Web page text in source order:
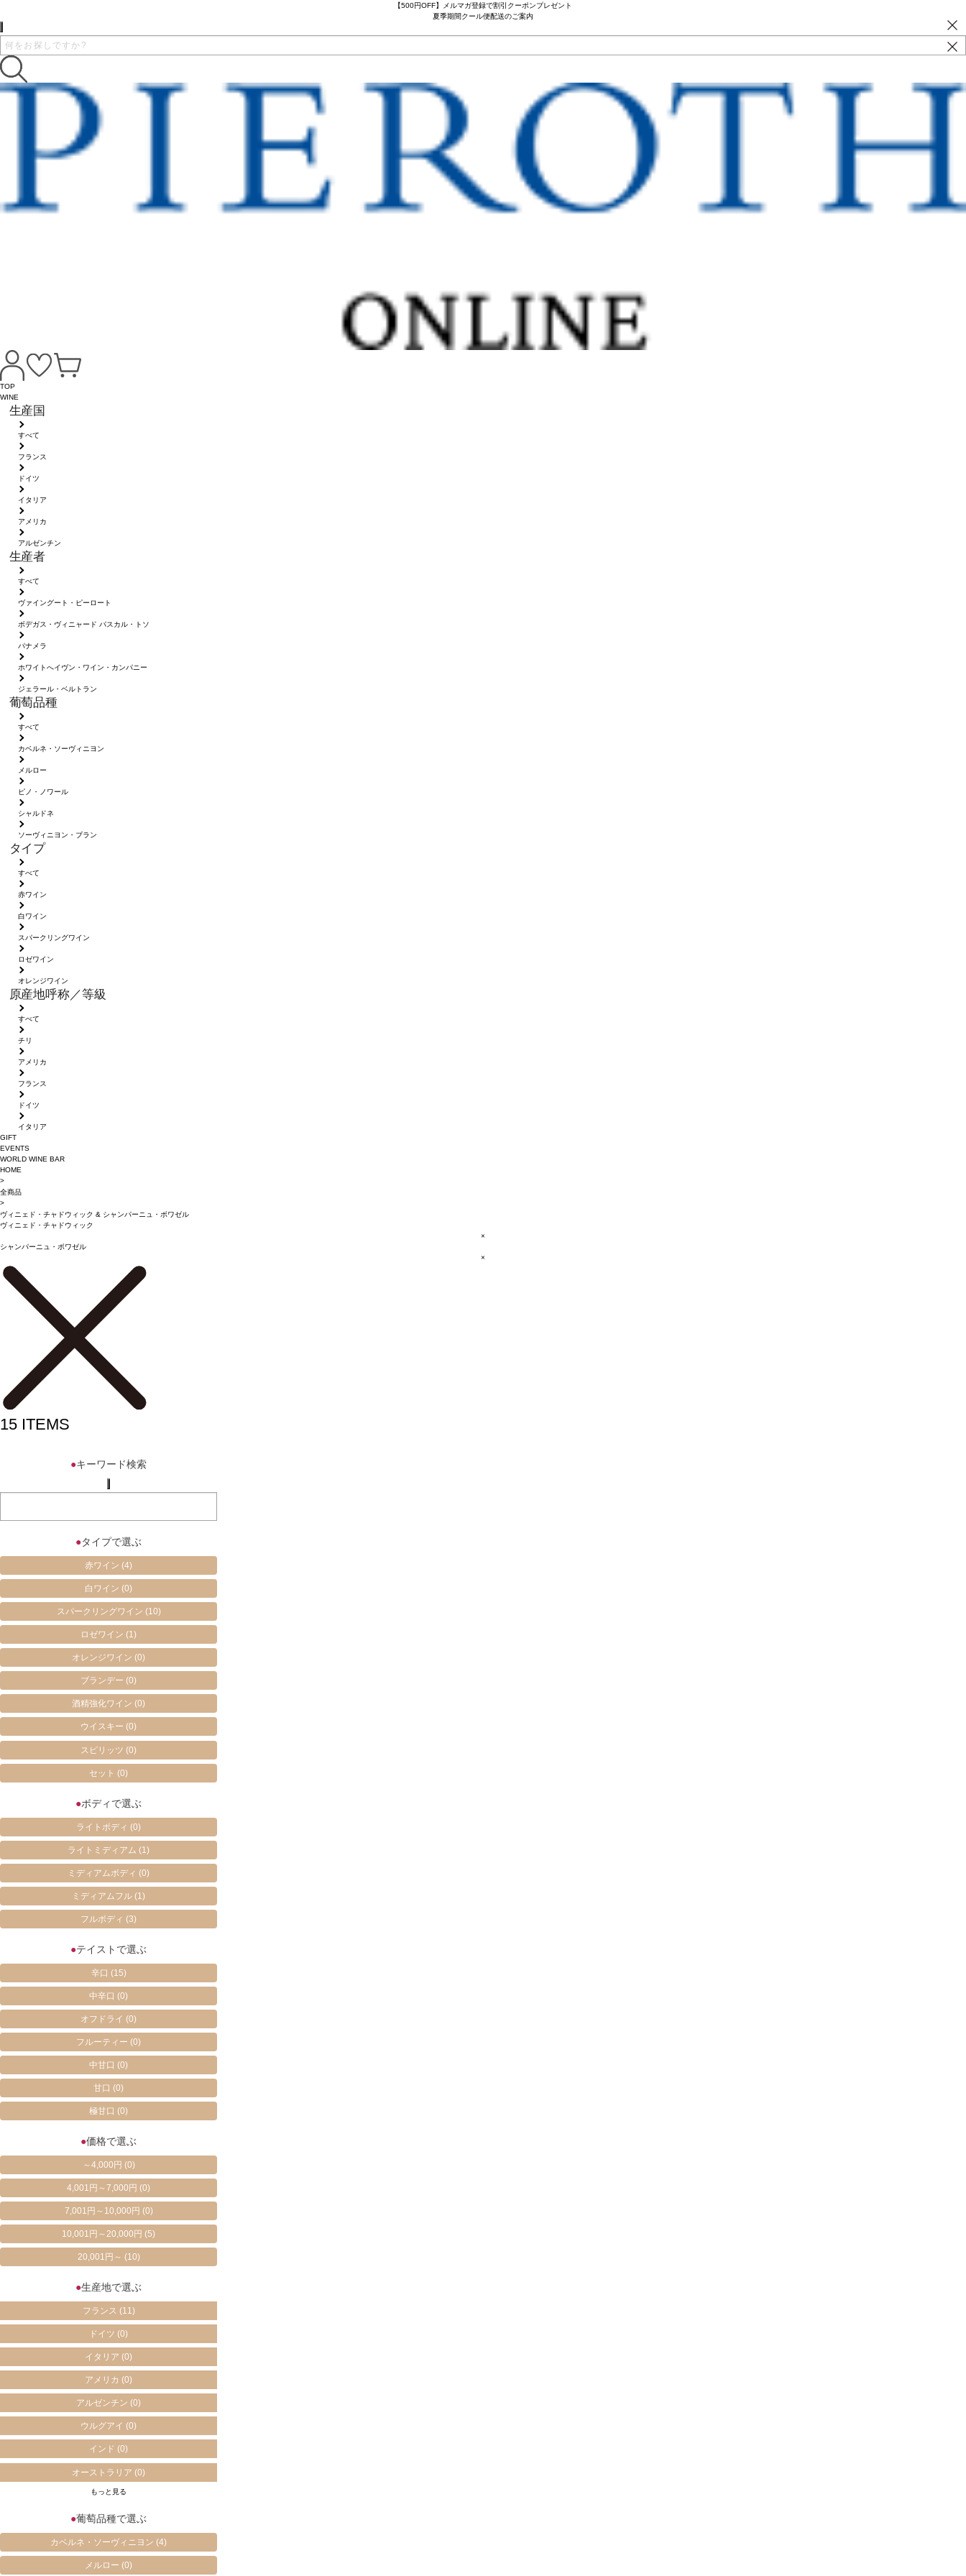
【500円OFF】メルマガ登録で割引クーポンプレゼント
夏季期間クール便配送のご案内
TOP
WINE
生産国
すべて
フランス
ドイツ
イタリア
アメリカ
アルゼンチン
生産者
すべて
ヴァイングート・ピーロート
ボデガス・ヴィニャード パスカル・トソ
パナメラ
ホワイトへイヴン・ワイン・カンパニー
ジェラール・ベルトラン
葡萄品種
すべて
カベルネ・ソーヴィニヨン
メルロー
ピノ・ノワール
シャルドネ
ソーヴィニヨン・ブラン
タイプ
すべて
赤ワイン
白ワイン
スパークリングワイン
ロゼワイン
オレンジワイン
原産地呼称／等級
すべて
チリ
アメリカ
フランス
ドイツ
イタリア
GIFT
EVENTS
WORLD WINE BAR
HOME
>
全商品
>
ヴィニェド・チャドウィック & シャンパーニュ・ボワゼル
ヴィニェド・チャドウィック
×
シャンパーニュ・ボワゼル
×
15ITEMS
●キーワード検索
●タイプで選ぶ
赤ワイン(4)
白ワイン(0)
スパークリングワイン (10)
ロゼワイン(1)
オレンジワイン(0)
ブランデー(0)
酒精強化ワイン(0)
ウイスキー(0)
スピリッツ(0)
セット(0)
●ボディで選ぶ
ライトボディ(0)
ライトミディアム(1)
ミディアムボディ(0)
ミディアムフル(1)
フルボディ(3)
●テイストで選ぶ
辛口 (15)
中辛口(0)
オフドライ(0)
フルーティー(0)
中甘口(0)
甘口(0)
極甘口(0)
●価格で選ぶ
～4,000円 (0)
4,001円～7,000円(0)
7,001円～10,000円 (0)
10,001円～20,000円(5)
20,001円～ (10)
●生産地で選ぶ
フランス (11)
ドイツ(0)
イタリア(0)
アメリカ(0)
アルゼンチン(0)
ウルグアイ(0)
インド(0)
オーストラリア(0)
もっと見る
●葡萄品種で選ぶ
カベルネ・ソーヴィニヨン(4)
メルロー(0)